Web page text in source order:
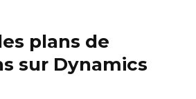
plans de
sur Dynamics